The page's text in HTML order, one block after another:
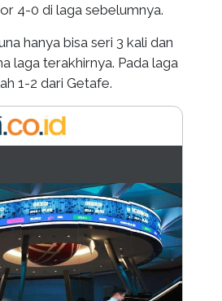
4-0 di laga sebelumnya.
hanya bisa seri 3 kali dan
laga terakhirnya. Pada laga
1-2 dari Getafe.